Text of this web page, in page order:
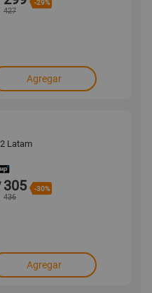
-29%
427
Agregar
Latam
305 -30%
436
Agregar